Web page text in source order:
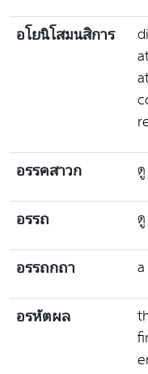
อโยนิโสมนสิการ
อรรคสาวก
อรรถ
อรรถกถา
อรหัตผล